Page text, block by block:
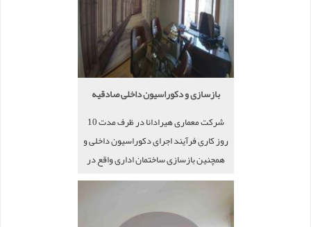
بازسازی و دکوراسیون داخلی صادقیه
شرکت معماری هیرادانا در ظرف مدت 10
روز کاری فرآیند اجرای دکوراسیون داخلی و
همچنین بازسازی ساختمان اداری واقع در
صادقیه را انجام داد.